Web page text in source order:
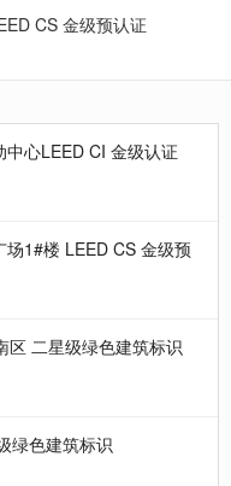
CS 金级预认证
心LEED CI 金级认证
1#楼 LEED CS 金级预
区 二星级绿色建筑标识
绿色建筑标识